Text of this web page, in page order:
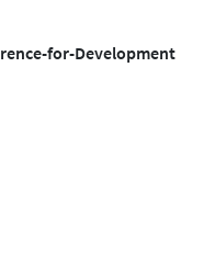
for-Development